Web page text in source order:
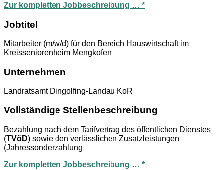
Zur kompletten Jobbeschreibung … *
Jobtitel
Mitarbeiter (m/w/d) für den Bereich Hauswirtschaft im
Kreisseniorenheim Mengkofen
Unternehmen
Landratsamt Dingolfing-Landau KoR
Vollständige Stellenbeschreibung
Bezahlung nach dem Tarifvertrag des öffentlichen Dienstes
(TVöD) sowie den verlässlichen Zusatzleistungen
(Jahressonderzahlung
Zur kompletten Jobbeschreibung … *